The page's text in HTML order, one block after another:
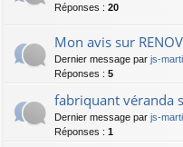
Réponses : 20
Mon avis sur
Dernier message par js-
Réponses : 5
fabriquant véranda
Dernier message par js-
Réponses : 1